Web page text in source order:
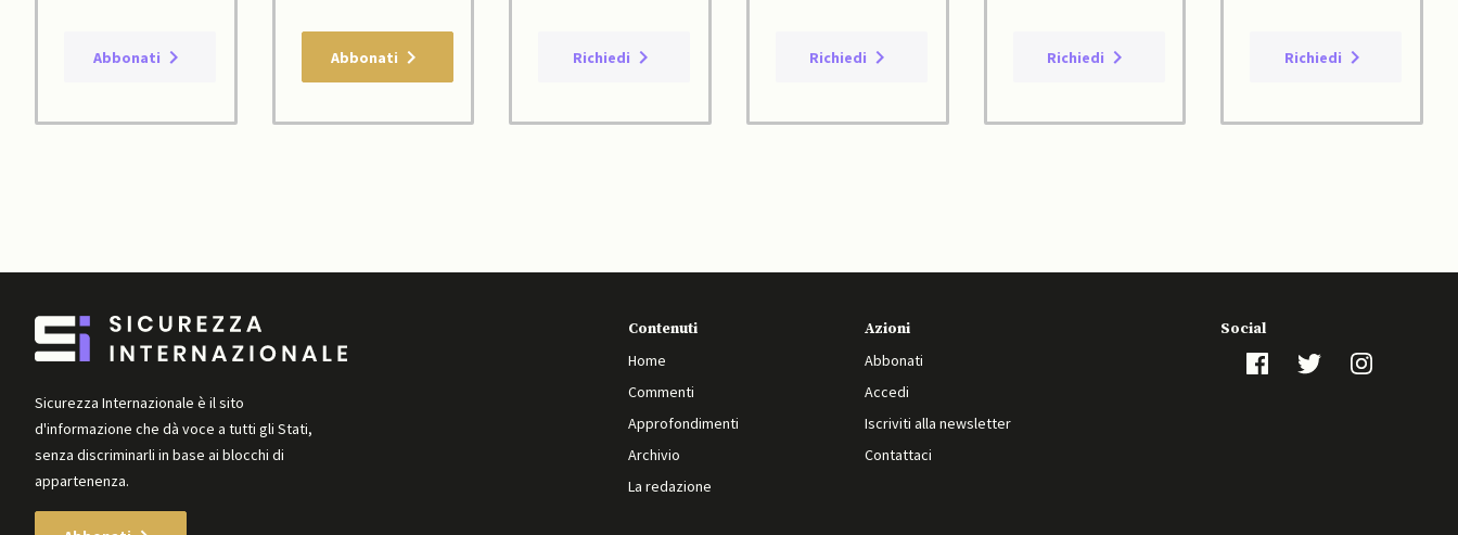
Abbonati Abbonati Richiedi Richiedi Richiedi Richiedi
Sicurezza Internazionale è il sito
d'informazione che dà voce a tutti gli Stati,
senza discriminarli in base ai blocchi di
appartenenza.
Contenuti
Home
Commenti
Approfondimenti
Archivio
La redazione
Azioni
Abbonati
Accedi
Iscriviti alla newsletter
Contattaci
Social